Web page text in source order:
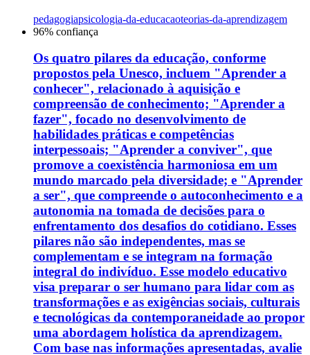
pedagogiapsicologia-da-educacaoteorias-da-aprendizagem
96% confiança
Os quatro pilares da educação, conforme
propostos pela Unesco, incluem "Aprender a
conhecer", relacionado à aquisição e
compreensão de conhecimento; "Aprender a
fazer", focado no desenvolvimento de
habilidades práticas e competências
interpessoais; "Aprender a conviver", que
promove a coexistência harmoniosa em um
mundo marcado pela diversidade; e "Aprender
a ser", que compreende o autoconhecimento e a
autonomia na tomada de decisões para o
enfrentamento dos desafios do cotidiano. Esses
pilares não são independentes, mas se
complementam e se integram na formação
integral do indivíduo. Esse modelo educativo
visa preparar o ser humano para lidar com as
transformações e as exigências sociais, culturais
e tecnológicas da contemporaneidade ao propor
uma abordagem holística da aprendizagem.
Com base nas informações apresentadas, avalie